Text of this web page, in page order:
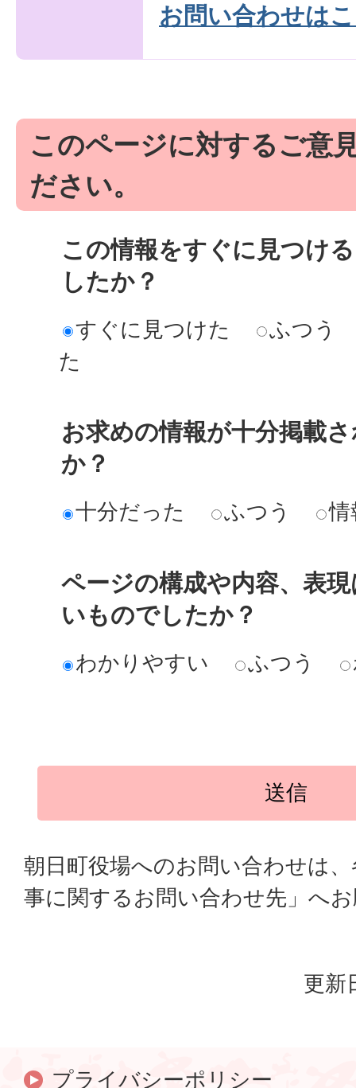
お問い合わせは
このページに対するご意
ださい。
この情報をすぐに見つけ
したか？
すぐに見つけた
ふつう
た
お求めの情報が十分掲載
か？
十分だった ふつう 情
ページの構成や内容、表
いものでしたか？
わかりやすい ふつう
朝日町役場へのお問い合わせは
事に関するお問い合わせ先」へ
更新
プライバシーポリシー